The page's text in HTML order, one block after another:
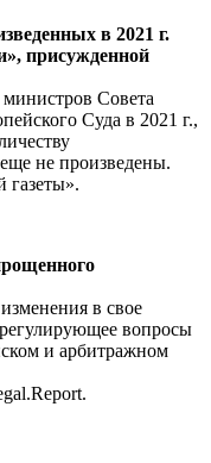
в 2021 г.
присужденной
Совета
Суда в 2021 г.,
не произведены.
газеты».
в свое
вопросы
и арбитражном